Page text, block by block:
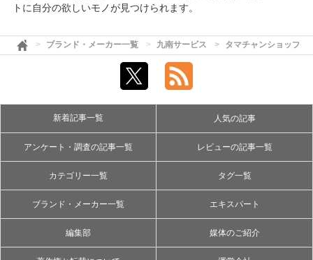
トに自分の欲しいモノが見つけられます。
ブランド・メーカー一覧 九南サービス タマチャンショップ
新着記事一覧 人気の記事
アンケート・調査の記事一覧 レビューの記事一覧
カテゴリー一覧 タグ一覧
ブランド・メーカー一覧 エキスパート
編集部 媒体のご紹介